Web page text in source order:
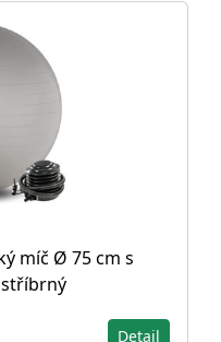
míč Ø 75 cm s
Detail